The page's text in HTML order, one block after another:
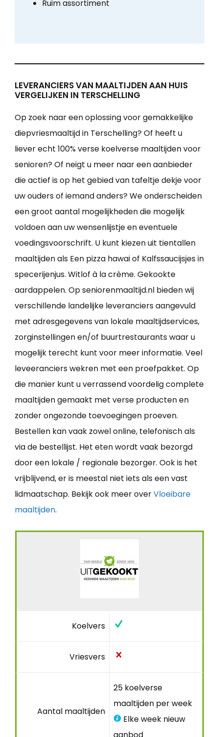
Ruim assortiment
LEVERANCIERS VAN MAALTIJDEN AAN HUIS
VERGELIJKEN IN TERSCHELLING
Op zoek naar een oplossing voor gemakkelijke
diepvriesmaaltijd in Terschelling? Of heeft u
liever echt 100% verse koelverse maaltijden voor
senioren? Of neigt u meer naar een aanbieder
die actief is op het gebied van tafeltje dekje voor
uw ouders of iemand anders? We onderscheiden
een groot aantal mogelijkheden die mogelijk
voldoen aan uw wensenlijstje en eventuele
voedingsvoorschrift. U kunt kiezen uit tientallen
maaltijden als Een pizza hawai of Kalfssaucijsjes in
specerijenjus. Witlof à la crème. Gekookte
aardappelen. Op seniorenmaaltijd.nl bieden wij
verschillende landelijke leveranciers aangevuld
met adresgegevens van lokale maaltijdservices,
zorginstellingen en/of buurtrestaurants waar u
mogelijk terecht kunt voor meer informatie. Veel
leveeranciers wekren met een proefpakket. Op
die manier kunt u verrassend voordelig complete
maaltijden gemaakt met verse producten en
zonder ongezonde toevoegingen proeven.
Bestellen kan vaak zowel online, telefonisch als
via de bestellijst. Het eten wordt vaak bezorgd
door een lokale / regionale bezorger. Ook is het
vrijblijvend, er is meestal niet iets als een vast
lidmaatschap. Bekijk ook meer overVloeibare
maaltijden.
Koelvers
Vriesvers
Aantal maaltijden
25 koelverse
maaltijden per week
Elke week nieuw